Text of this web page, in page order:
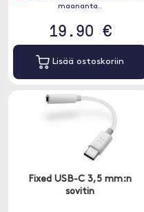
maananta..
19.90 €
Lisää ostoskoriin
Fixed USB-C 3,5 mm:n
sovitin